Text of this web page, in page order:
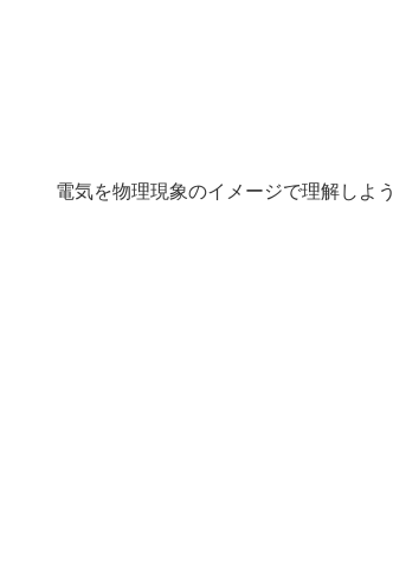
電気を物理現象のイメージで理解しよう